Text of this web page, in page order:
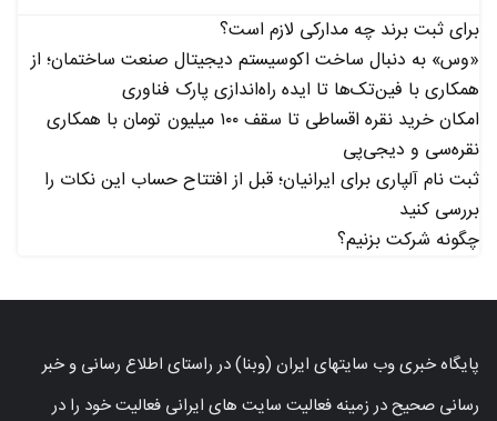
برای ثبت برند چه مدارکی لازم است؟
«وس» به دنبال ساخت اکوسیستم دیجیتال صنعت ساختمان؛ از
همکاری با فین‌تک‌ها تا ایده راه‌اندازی پارک فناوری
امکان خرید نقره اقساطی تا سقف ۱۰۰ میلیون تومان با همکاری
نقره‌سی و دیجی‌پی
ثبت نام آلپاری برای ایرانیان؛ قبل از افتتاح حساب این نکات را
بررسی کنید
چگونه شرکت بزنیم؟
پایگاه خبری وب سایتهای ایران (وبنا) در راستای اطلاع رسانی و خبر
رسانی صحیح در زمینه فعالیت سایت های ایرانی فعالیت خود را در